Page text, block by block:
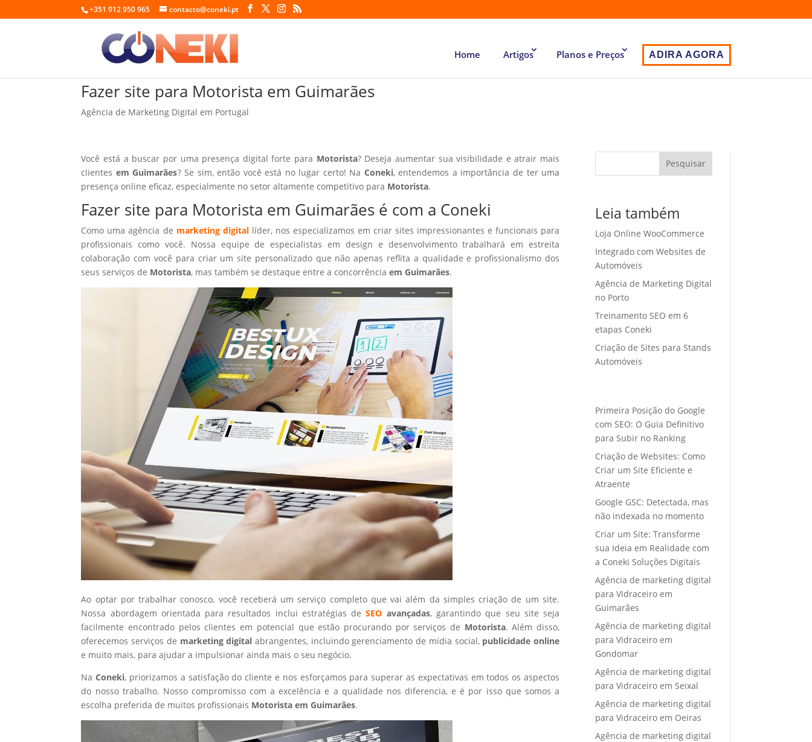
+351 912 950 965 contacto@coneki.pt
Home Artigos Planos e Preços ADIRA AGORA
Fazer site para Motorista em Guimarães
Agência de Marketing Digital em Portugal
Você está a buscar por uma presença digital forte para Motorista? Deseja aumentar sua visibilidade e atrair mais
clientes em Guimarães? Se sim, então você está no lugar certo! Na Coneki, entendemos a importância de ter uma
presença online eficaz, especialmente no setor altamente competitivo para Motorista.
Fazer site para Motorista em Guimarães é com a Coneki
Como uma agência de marketing digitallíder, nos especializamos em criar sites impressionantes e funcionais para
profissionais como você. Nossa equipe de especialistas em design e desenvolvimento trabalhará em estreita
colaboração com você para criar um site personalizado que não apenas reflita a qualidade e profissionalismo dos
seus serviços de Motorista, mas também se destaque entre a concorrênciaem Guimarães.
Ao optar por trabalhar conosco, você receberá um serviço completo que vai além da simples criação de um site.
Nossa abordagem orientada para resultados inclui estratégias deSEO avançadas, garantindo que seu site seja
facilmente encontrado pelos clientes em potencial que estão procurando por serviços de Motorista. Além disso,
oferecemos serviços de marketing digital abrangentes, incluindo gerenciamento de mídia social, publicidade online
e muito mais, para ajudar a impulsionar ainda mais o seu negócio.
NaConeki, priorizamos a satisfação do cliente e nos esforçamos para superar as expectativas em todos os aspectos
do nosso trabalho. Nosso compromisso com a excelência e a qualidade nos diferencia, e é por isso que somos a
escolha preferida de muitos profissionais Motorista em Guimarães.
Pesquisar
Leia também
Loja Online WooCommerce
Integrado com Websites de
Automóveis
Agência de Marketing Digital
no Porto
Treinamento SEO em 6
etapas Coneki
Criação de Sites para Stands
Automóveis
Primeira Posição do Google
com SEO: O Guia Definitivo
para Subir no Ranking
Criação de Websites: Como
Criar um Site Eficiente e
Atraente
Google GSC: Detectada, mas
não indexada no momento
Criar um Site: Transforme
sua Ideia em Realidade com
a Coneki Soluções Digitais
Agência de marketing digital
para Vidraceiro em
Guimarães
Agência de marketing digital
para Vidraceiro em
Gondomar
Agência de marketing digital
para Vidraceiro em Seixal
Agência de marketing digital
para Vidraceiro em Oeiras
Agência de marketing digital